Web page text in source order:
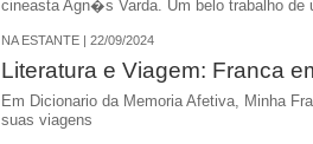
cineasta Agn�s Varda. Um belo trabalho de
NA ESTANTE | 22/09/2024
Literatura e Viagem: Franca
Em Dicionario da Memoria Afetiva, Minha
suas viagens